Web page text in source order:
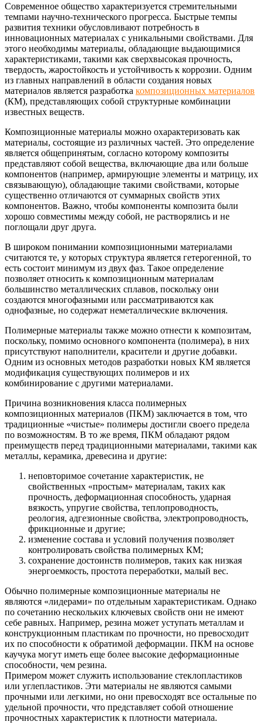
Современное общество характеризуется стремительными
темпами научно-технического прогресса. Быстрые темпы
развития техники обусловливают потребность в
инновационных материалах с уникальными свойствами. Для
этого необходимы материалы, обладающие выдающимися
характеристиками, такими как сверхвысокая прочность,
твердость, жаростойкость и устойчивость к коррозии. Одним
из главных направлений в области создания новых
материалов является разработка композиционных материалов
(КМ), представляющих собой структурные комбинации
известных веществ.
Композиционные материалы можно охарактеризовать как
материалы, состоящие из различных частей. Это определение
является общепринятым, согласно которому композиты
представляют собой вещества, включающие два или больше
компонентов (например, армирующие элементы и матрицу, их
связывающую), обладающие такими свойствами, которые
существенно отличаются от суммарных свойств этих
компонентов. Важно, чтобы компоненты композита были
хорошо совместимы между собой, не растворялись и не
поглощали друг друга.
В широком понимании композиционными материалами
считаются те, у которых структура является гетерогенной, то
есть состоит минимум из двух фаз. Такое определение
позволяет относить к композиционным материалам
большинство металлических сплавов, поскольку они
создаются многофазными или рассматриваются как
однофазные, но содержат неметаллические включения.
Полимерные материалы также можно отнести к композитам,
поскольку, помимо основного компонента (полимера), в них
присутствуют наполнители, красители и другие добавки.
Одним из основных методов разработки новых КМ является
модификация существующих полимеров и их
комбинирование с другими материалами.
Причина возникновения класса полимерных
композиционных материалов (ПКМ) заключается в том, что
традиционные «чистые» полимеры достигли своего предела
по возможностям. В то же время, ПКМ обладают рядом
преимуществ перед традиционными материалами, такими как
металлы, керамика, древесина и другие:
неповторимое сочетание характеристик, не
свойственных «простым» материалам, таких как
прочность, деформационная способность, ударная
вязкость, упругие свойства, теплопроводность,
реология, адгезионные свойства, электропроводность,
фрикционные и другие;
изменение состава и условий получения позволяет
контролировать свойства полимерных КМ;
сохранение достоинств полимеров, таких как низкая
энергоемкость, простота переработки, малый вес.
Обычно полимерные композиционные материалы не
являются «лидерами» по отдельным характеристикам. Однако
по сочетанию нескольких ключевых свойств они не имеют
себе равных. Например, резина может уступать металлам и
конструкционным пластикам по прочности, но превосходит
их по способности к обратимой деформации. ПКМ на основе
каучука могут иметь еще более высокие деформационные
способности, чем резина.
Примером может служить использование стеклопластиков
или углепластиков. Эти материалы не являются самыми
прочными или легкими, но они превосходят все остальные по
удельной прочности, что представляет собой отношение
прочностных характеристик к плотности материала.